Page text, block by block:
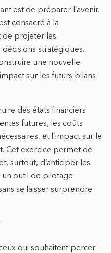
est de préparer l’avenir.
consacré à la
de projeter les
stratégiques.
une nouvelle
sur les futurs bilans
des états financiers
futures, les coûts
et l’impact sur le
Cet exercice permet de
surtout, d’anticiper les
un outil de pilotage
se laisser surprendre
qui souhaitent percer